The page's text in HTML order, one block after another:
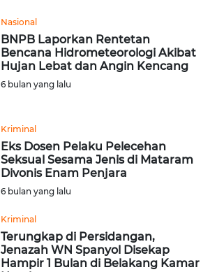
Nasional
BNPB Laporkan Rentetan
Bencana Hidrometeorologi Akibat
Hujan Lebat dan Angin Kencang
6 bulan yang lalu
Kriminal
Eks Dosen Pelaku Pelecehan
Seksual Sesama Jenis di Mataram
Divonis Enam Penjara
6 bulan yang lalu
Kriminal
Terungkap di Persidangan,
Jenazah WN Spanyol Disekap
Hampir 1 Bulan di Belakang Kamar